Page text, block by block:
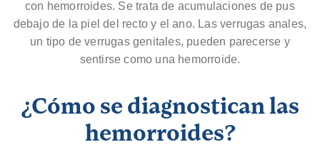
con hemorroides. Se trata de acumulaciones de pus
debajo de la piel del recto y el ano. Las verrugas anales,
un tipo de verrugas genitales, pueden parecerse y
sentirse como una hemorroide.
¿Cómo se diagnostican las
hemorroides?